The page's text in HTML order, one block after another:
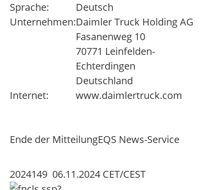
Sprache:
Deutsch
Unternehmen:Daimler Truck Holding AG
Fasanenweg 10
70771 Leinfelden-
Echterdingen
Deutschland
Internet:
www.daimlertruck.com
Ende der MitteilungEQS News-Service
2024149 06.11.2024 CET/CEST